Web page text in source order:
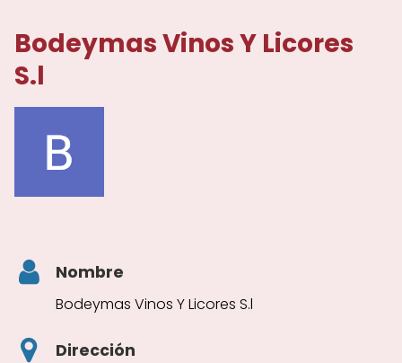
Bodeymas Vinos Y Licores
S.l
Nombre
Bodeymas Vinos Y Licores S.l
Dirección